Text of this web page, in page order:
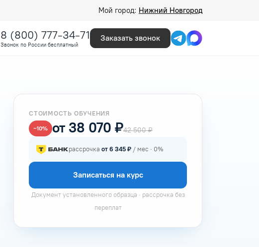
Мой город: Нижний Новгород
8 (800) 777-34-71
Звонок по России бесплатный
Заказать звонок
СТОИМОСТЬ ОБУЧЕНИЯ
−10% от 38 070 ₽42 500 ₽
рассрочка от 6 345 ₽ / мес · 0%
Записаться на курс
Документ установленного образца · рассрочка без
переплат